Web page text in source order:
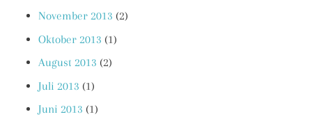
November 2013 (2)
Oktober 2013 (1)
August 2013 (2)
Juli 2013 (1)
Juni 2013 (1)